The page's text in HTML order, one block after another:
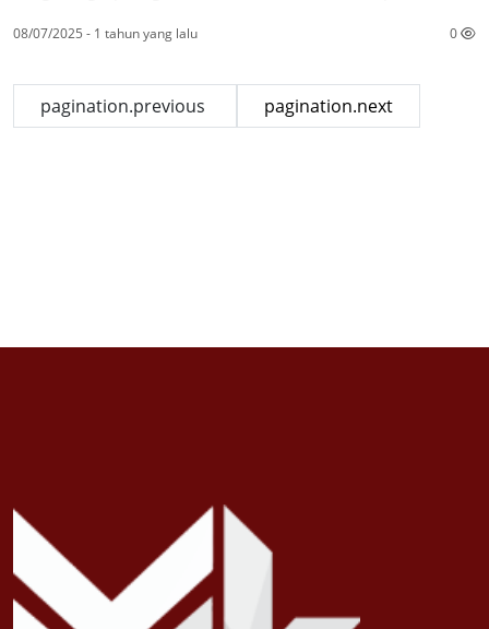
08/07/2025 - 1 tahun yang lalu 0
pagination.previous pagination.next